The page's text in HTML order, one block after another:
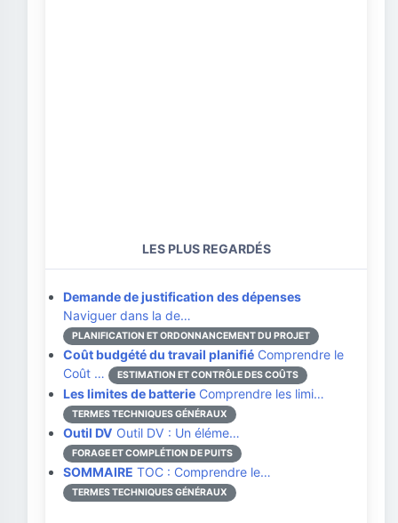
LES PLUS REGARDÉS
Demande de justification des dépenses
Naviguer dans la de…
PLANIFICATION ET ORDONNANCEMENT DU PROJET
Coût budgété du travail planifié Comprendre le
Coût …
ESTIMATION ET CONTRÔLE DES COÛTS
Les limites de batterie Comprendre les limi…
TERMES TECHNIQUES GÉNÉRAUX
Outil DV Outil DV : Un éléme…
FORAGE ET COMPLÉTION DE PUITS
SOMMAIRE TOC : Comprendre le…
TERMES TECHNIQUES GÉNÉRAUX